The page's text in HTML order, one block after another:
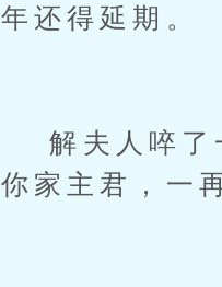
年还得延期。
解夫人啐了
你家主君，一